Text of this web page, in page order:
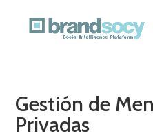
Gestión de
Privadas